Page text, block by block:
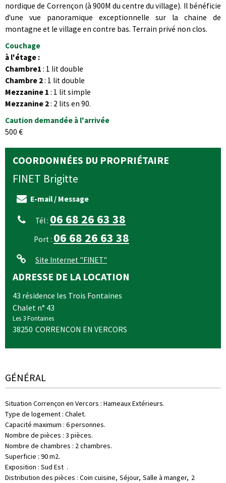
nordique de Corrençon (à 900M du centre du village). Il bénéficie
d'une vue panoramique exceptionnelle sur la chaine de
montagne et le village en contre bas. Terrain privé non clos.
Couchage
à l'étage :
Chambre1 : 1 lit double
Chambre 2: 1 lit double
Mezzanine 1 : 1 lit simple
Mezzanine 2: 2 lits en 90.
Caution demandée à l'arrivée
500 €
COORDONNÉES DU PROPRIÉTAIRE
FINET Brigitte
E-mail / Message
Tél : 06 68 26 63 38
Port : 06 68 26 63 38
Site Internet "FINET"
ADRESSE DE LA LOCATION
43 résidence les Trois Fontaines
Chalet n° 43
Les 3 Fontaines
38250 CORRENCON EN VERCORS
GÉNÉRAL
Situation Corrençon en Vercors : Hameaux Extérieurs
Type de logement : Chalet
Capacité maximum : 6 personnes
Nombre de pièces : 3 pièces
Nombre de chambres : 2 chambres
Superficie : 90m2
Exposition : Sud Est
Distribution des pièces : Coin cuisine Séjour Salle à manger 2